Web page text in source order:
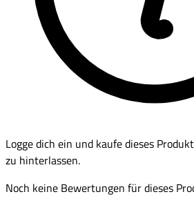
Logge dich ein und kaufe dieses
zu hinterlassen.
Noch keine Bewertungen für dieses